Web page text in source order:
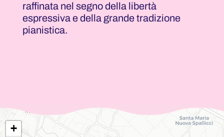
raffinata nel segno della libertà
espressiva e della grande tradizione
pianistica.
+